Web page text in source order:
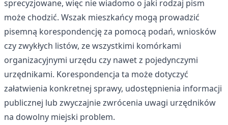
sprecyzjowane, więc nie wiadomo o jaki rodzaj pism
może chodzić. Wszak mieszkańcy mogą prowadzić
pisemną korespondencję za pomocą podań, wniosków
czy zwykłych listów, ze wszystkimi komórkami
organizacyjnymi urzędu czy nawet z pojedynczymi
urzędnikami. Korespondencja ta może dotyczyć
załatwienia konkretnej sprawy, udostępnienia informacji
publicznej lub zwyczajnie zwrócenia uwagi urzędników
na dowolny miejski problem.